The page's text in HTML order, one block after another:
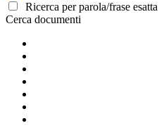
Ricerca per parola/frase esatta
Cerca documenti